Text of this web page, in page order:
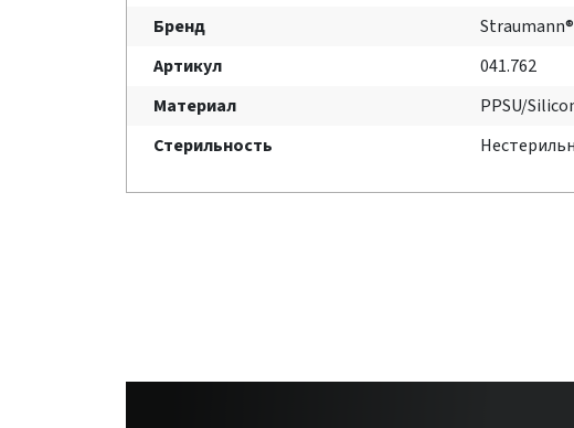
Бренд
Straumann®
Артикул
041.762
Материал
PPSU/
Стерильность